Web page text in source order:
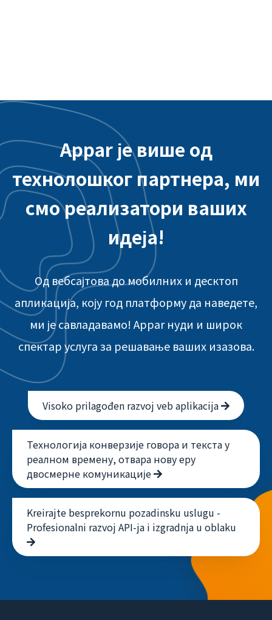
Appar је више од
технолошког партнера, ми
смо реализатори ваших
идеја!
Од вебсајтова до мобилних и десктоп
апликација, коју год платформу да наведете,
ми је савладавамо! Appar нуди и широк
спектар услуга за решавање ваших изазова.
Visoko prilagođen razvoj veb aplikacija
Технологија конверзије говора и текста у
реалном времену, отвара нову еру
двосмерне комуникације
Kreirajte besprekornu pozadinsku uslugu -
Profesionalni razvoj API-ja i izgradnja u oblaku